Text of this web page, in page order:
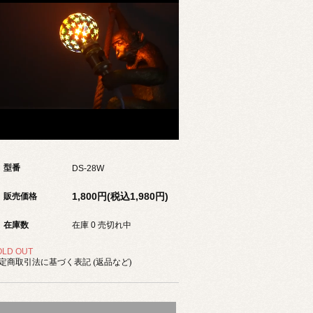
型番 DS-28W
販売価格 1,800円(税込1,980円)
在庫数 在庫 0 売切れ中
OUT
商取引法に基づく表記 (返品など)